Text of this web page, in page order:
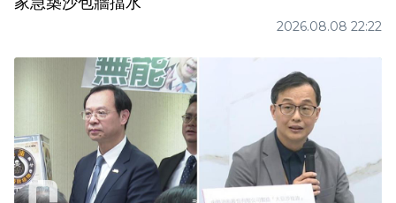
2026.08.08 22:22